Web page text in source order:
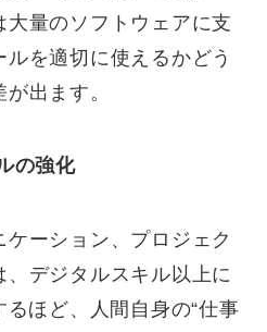
大量のソフトウェアに支
を適切に使えるかどう
出ます。
の強化
ーション、プロジェク
、デジタルスキル以上に
ほど、人間自身の“仕事